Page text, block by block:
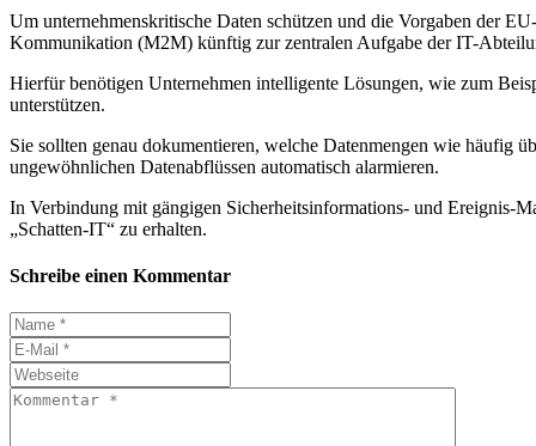
Um unternehmenskritische Daten schützen und die Vorgaben der
Kommunikation (M2M) künftig zur zentralen Aufgabe der IT-
Hierfür benötigen Unternehmen intelligente Lösungen, wie zum
unterstützen.
Sie sollten genau dokumentieren, welche Datenmengen wie häufig
ungewöhnlichen Datenabflüssen automatisch alarmieren.
In Verbindung mit gängigen Sicherheits­informations- und Ereignis-
„Schatten-IT“ zu erhalten.
Schreibe einen Kommentar